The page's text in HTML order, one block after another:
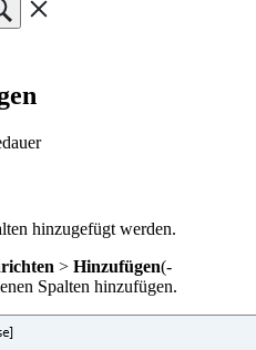
hinzugefügt werden.
> Hinzufügen(-
Spalten hinzufügen.